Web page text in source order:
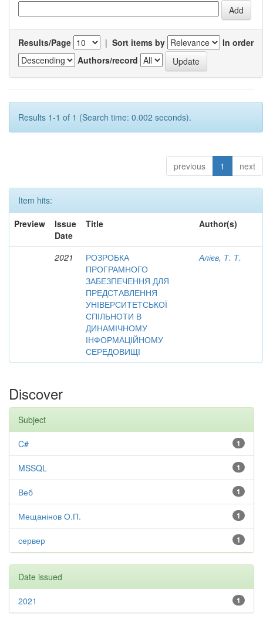
Results/Page | Sort items by
In order
Authors/record
Results 1-1 of 1 (Search time: 0.002 seconds).
previous 1 next
Item hits:
Preview
Issue
Date
Title Author(s)
2021
РОЗРОБКА
ПРОГРАМНОГО
ЗАБЕЗПЕЧЕННЯ ДЛЯ
ПРЕДСТАВЛЕННЯ
УНІВЕРСИТЕТСЬКОЇ
СПІЛЬНОТИ В
ДИНАМІЧНОМУ
ІНФОРМАЦІЙНОМУ
СЕРЕДОВИЩІ
Алієв, Т. Т.
Discover
Subject
1
C#
1
MSSQL
1
Веб
1
Мещанінов О.П.
1
сервер
Date issued
1
2021